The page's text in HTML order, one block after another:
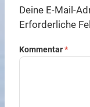
Deine E-Mail-
Erforderliche
Kommentar*